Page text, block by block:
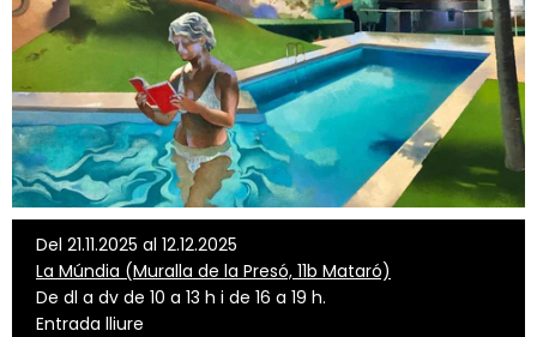
Del 21.11.2025 al 12.12.2025
La Múndia (Muralla de la Presó, 11b Mataró)
De dl a dv de 10 a 13 h i de 16 a 19 h.
Entrada lliure